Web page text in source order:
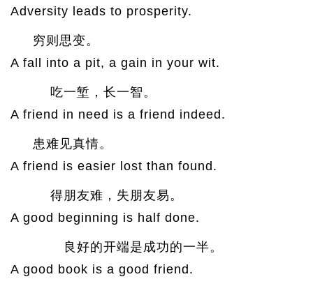
Adversity leads to prosperity.
穷则思变。
A fall into a pit, a gain in your wit.
吃一堑，长一智。
A friend in need is a friend indeed.
患难见真情。
A friend is easier lost than found.
得朋友难，失朋友易。
A good beginning is half done.
良好的开端是成功的一半。
A good book is a good friend.